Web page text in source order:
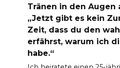
Tränen in den Augen
„Jetzt gibt es kein
Zeit, dass du den
erfährst, warum ich
habe.“